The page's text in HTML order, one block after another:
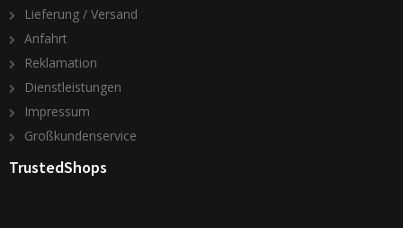
Lieferung / Versand
Anfahrt
Reklamation
Dienstleistungen
Impressum
Großkundenservice
TrustedShops